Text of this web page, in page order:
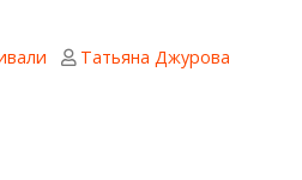
Татьяна Джурова